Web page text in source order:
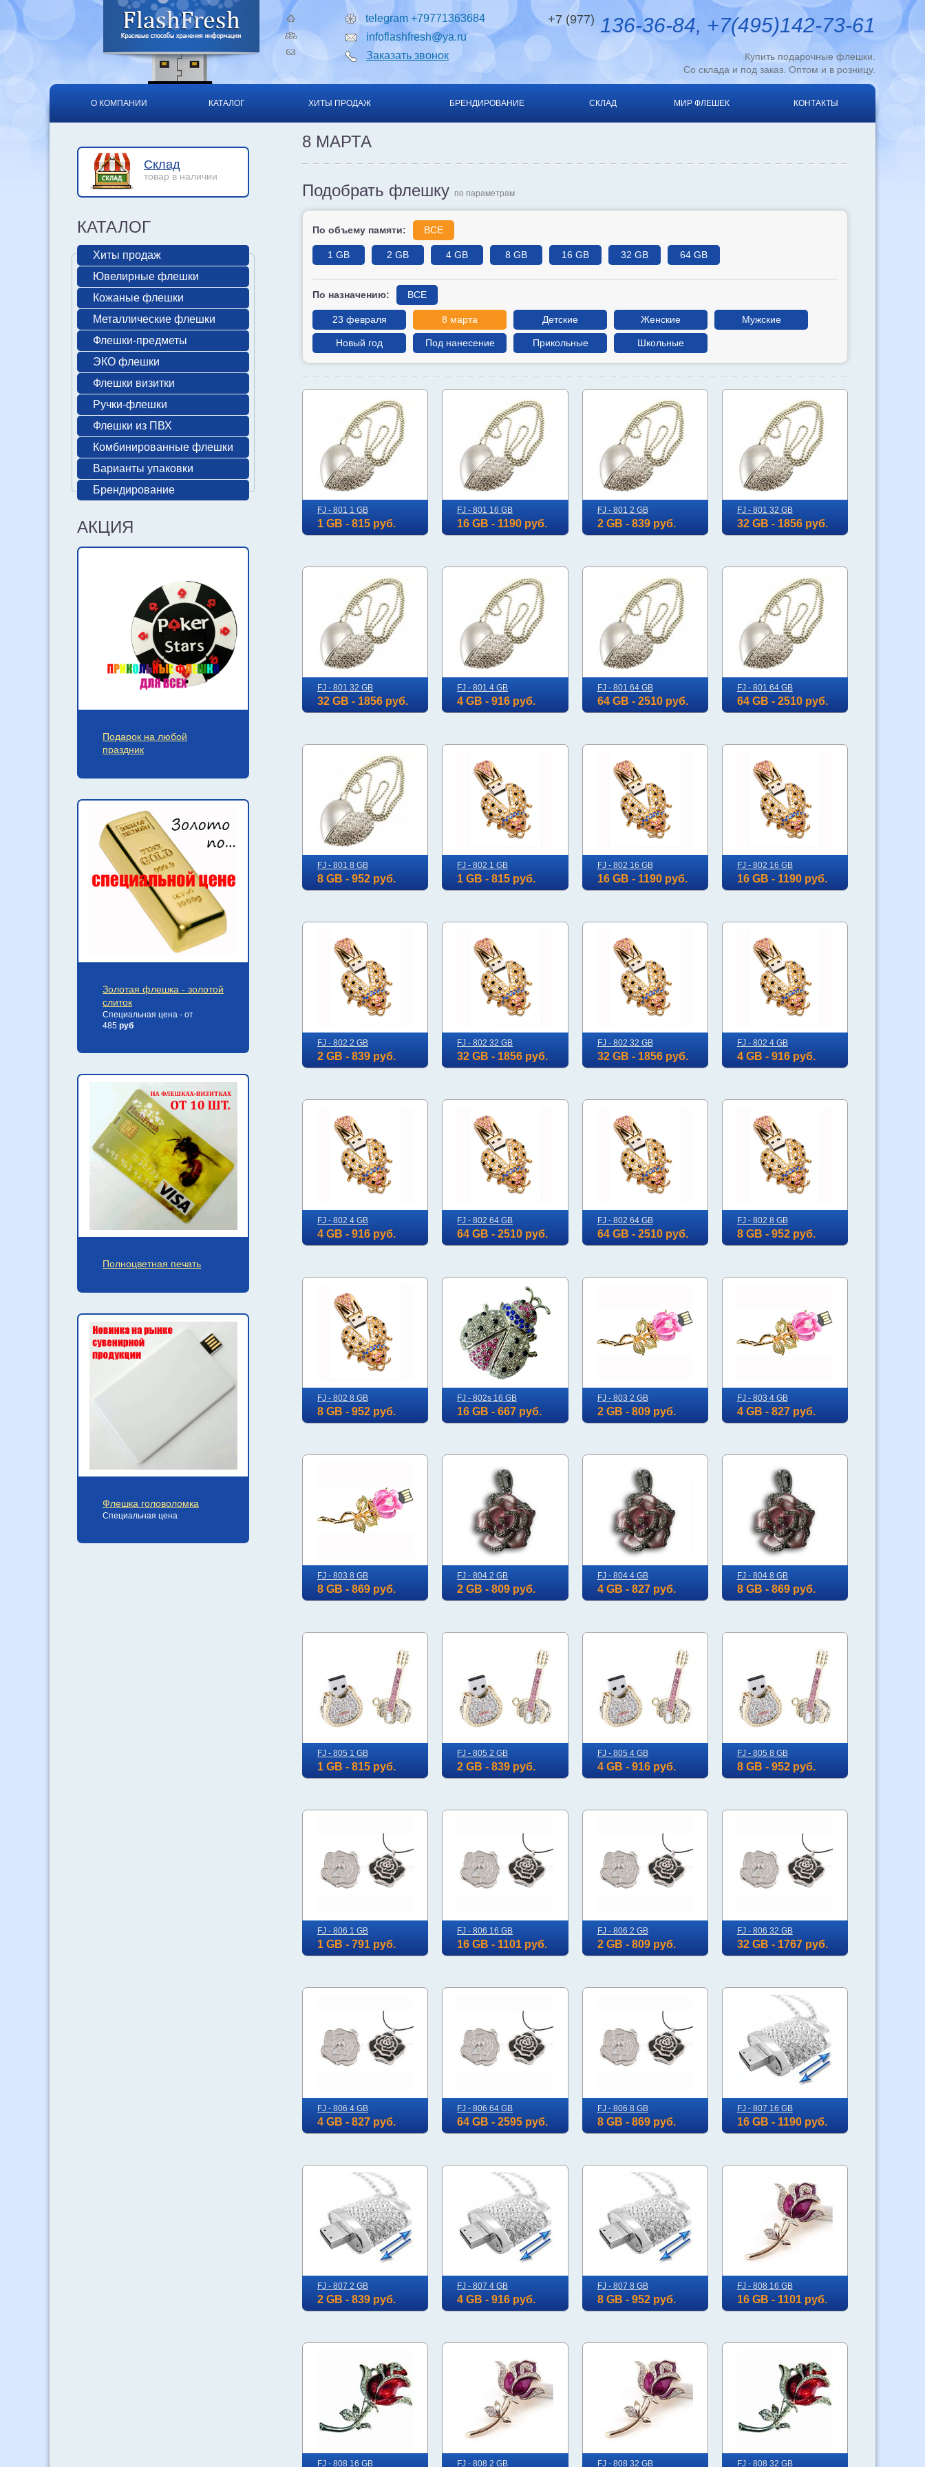
telegram +79771363684
infoflashfresh@ya.ru
Заказать звонок
+7 (977) 136-36-84, +7(495)142-73-61
Купить подарочные флешки.
Со склада и под заказ. Оптом и в розницу.
О КОМПАНИИ КАТАЛОГ ХИТЫ ПРОДАЖ БРЕНДИРОВАНИЕ СКЛАД МИР ФЛЕШЕК КОНТАКТЫ
8 МАРТА
Подобрать флешку по параметрам
По объему памяти: ВСЕ
1 GB 2 GB 4 GB 8 GB 16 GB 32 GB 64 GB
По назначению: ВСЕ
23 февраля 8 марта Детские Женские Мужские
Новый год Под нанесение Прикольные Школьные
FJ - 801 1 GB
1 GB - 815 руб.
FJ - 801 16 GB
16 GB - 1190 руб.
FJ - 801 2 GB
2 GB - 839 руб.
FJ - 801 32 GB
32 GB - 1856 руб.
FJ - 801 32 GB
32 GB - 1856 руб.
FJ - 801 4 GB
4 GB - 916 руб.
FJ - 801 64 GB
64 GB - 2510 руб.
FJ - 801 64 GB
64 GB - 2510 руб.
FJ - 801 8 GB
8 GB - 952 руб.
FJ - 802 1 GB
1 GB - 815 руб.
FJ - 802 16 GB
16 GB - 1190 руб.
FJ - 802 16 GB
16 GB - 1190 руб.
FJ - 802 2 GB
2 GB - 839 руб.
FJ - 802 32 GB
32 GB - 1856 руб.
FJ - 802 32 GB
32 GB - 1856 руб.
FJ - 802 4 GB
4 GB - 916 руб.
FJ - 802 4 GB
4 GB - 916 руб.
FJ - 802 64 GB
64 GB - 2510 руб.
FJ - 802 64 GB
64 GB - 2510 руб.
FJ - 802 8 GB
8 GB - 952 руб.
FJ - 802 8 GB
8 GB - 952 руб.
FJ - 802s 16 GB
16 GB - 667 руб.
FJ - 803 2 GB
2 GB - 809 руб.
FJ - 803 4 GB
4 GB - 827 руб.
FJ - 803 8 GB
8 GB - 869 руб.
FJ - 804 2 GB
2 GB - 809 руб.
FJ - 804 4 GB
4 GB - 827 руб.
FJ - 804 8 GB
8 GB - 869 руб.
FJ - 805 1 GB
1 GB - 815 руб.
FJ - 805 2 GB
2 GB - 839 руб.
FJ - 805 4 GB
4 GB - 916 руб.
FJ - 805 8 GB
8 GB - 952 руб.
FJ - 806 1 GB
1 GB - 791 руб.
FJ - 806 16 GB
16 GB - 1101 руб.
FJ - 806 2 GB
2 GB - 809 руб.
FJ - 806 32 GB
32 GB - 1767 руб.
FJ - 806 4 GB
4 GB - 827 руб.
FJ - 806 64 GB
64 GB - 2595 руб.
FJ - 806 8 GB
8 GB - 869 руб.
FJ - 807 16 GB
16 GB - 1190 руб.
FJ - 807 2 GB
2 GB - 839 руб.
FJ - 807 4 GB
4 GB - 916 руб.
FJ - 807 8 GB
8 GB - 952 руб.
FJ - 808 16 GB
16 GB - 1101 руб.
FJ - 808 16 GB FJ - 808 2 GB FJ - 808 32 GB FJ - 808 32 GB
Склад
товар в наличии
КАТАЛОГ
Хиты продаж
Ювелирные флешки
Кожаные флешки
Металлические флешки
Флешки-предметы
ЭКО флешки
Флешки визитки
Ручки-флешки
Флешки из ПВХ
Комбинированные флешки
Варианты упаковки
Брендирование
АКЦИЯ
Подарок на любой
праздник
Золотая флешка - золотой
слиток
Специальная цена - от
485 руб
Полноцветная печать
Флешка головоломка
Специальная цена